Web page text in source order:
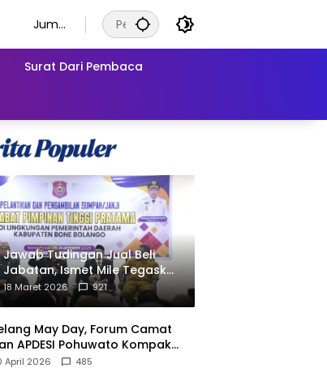
Juma
us
Surat Dari Pembaca
Jawab Tudingan Jual Beli
Jabatan, Ismet Mile Tegaskan
Prosedur Pengisian Jabatan
18 Maret 2026 921
May Day, Forum Camat
APDESI Pohuwato Kompak
Aksi BARA API Ditunda
April 2026 485